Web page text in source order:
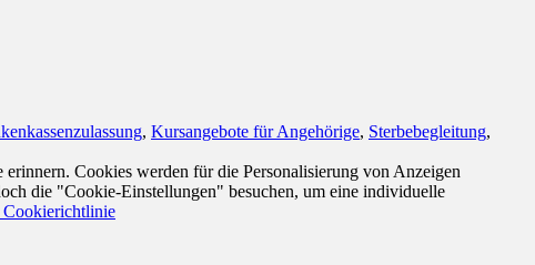
, Kursangebote für Angehörige, Sterbebegleitung,
Cookies werden für die Personalisierung von Anzeigen
die "Cookie-Einstellungen" besuchen, um eine individuelle
Cookierichtlinie